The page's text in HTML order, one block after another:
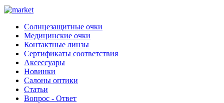
Солнцезащитные очки
Медицинские очки
Контактные линзы
Сертификаты соответствия
Аксессуары
Новинки
Салоны оптики
Статьи
Вопрос - Ответ